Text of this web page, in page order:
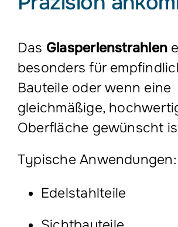
Das Glasperlenstrahlen
besonders für
Bauteile oder wenn eine
gleichmäßige,
Oberfläche gewünscht
Typische Anwendungen:
Edelstahlteile